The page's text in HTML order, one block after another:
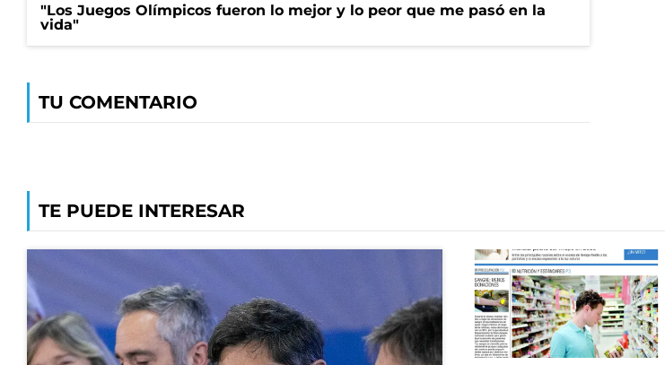
"Los Juegos Olímpicos fueron lo mejor y lo peor que me pasó en la
vida"
TU COMENTARIO
TE PUEDE INTERESAR